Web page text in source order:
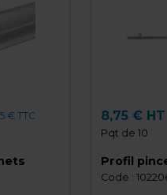
€ TTC
8,75 € HT
Pqt de 10
Profil
Code :